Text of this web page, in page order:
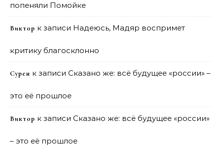
попеняли Помойке
Виктор к записи Надеюсь, Мадяр воспримет
критику благосклонно
Сурен к записи Сказано же: всё будущее «россии» –
это её прошлое
Виктор к записи Сказано же: всё будущее «россии»
– это её прошлое